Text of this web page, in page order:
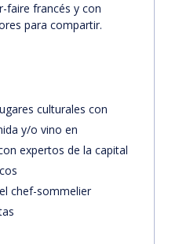
faire francés y con
para compartir.
culturales con
y/o vino en
expertos de la capital
chef-sommelier